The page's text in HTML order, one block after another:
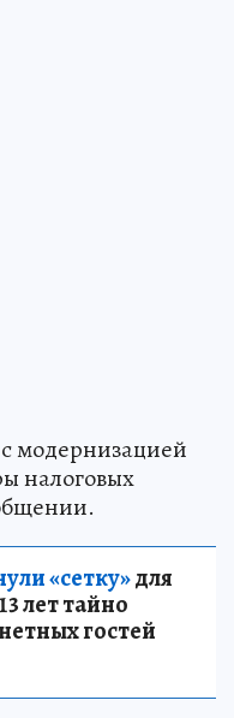
модернизацией
налоговых
«сетку»для
лет тайно
гостей